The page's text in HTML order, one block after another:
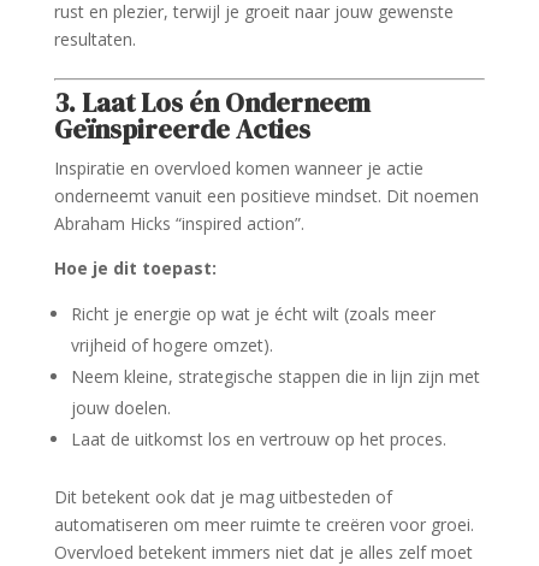
rust en plezier, terwijl je groeit naar jouw gewenste
resultaten.
3. Laat Los én Onderneem
Geïnspireerde Acties
Inspiratie en overvloed komen wanneer je actie
onderneemt vanuit een positieve mindset. Dit noemen
Abraham Hicks “inspired action”.
Hoe je dit toepast:
Richt je energie op wat je écht wilt (zoals meer
vrijheid of hogere omzet).
Neem kleine, strategische stappen die in lijn zijn met
jouw doelen.
Laat de uitkomst los en vertrouw op het proces.
Dit betekent ook dat je mag uitbesteden of
automatiseren om meer ruimte te creëren voor groei.
Overvloed betekent immers niet dat je alles zelf moet